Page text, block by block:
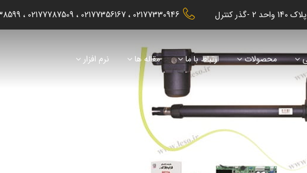
02177330946
02177356167
02177787509
محصولات ارتباط با ما مقاله ها نرم افزار